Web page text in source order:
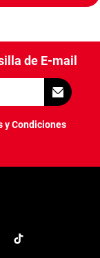
de E-mail
y Condiciones